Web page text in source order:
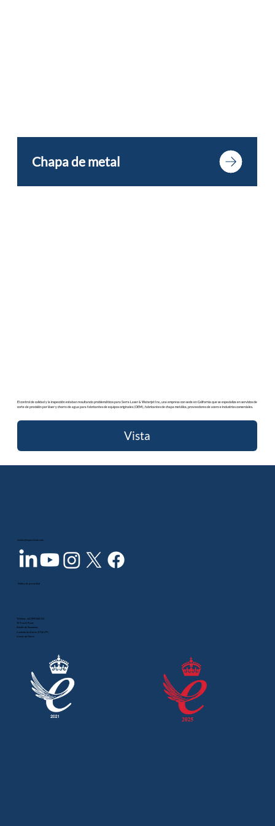
Chapa de metal
El control de calidad y la inspección estaban resultando problemáticos para Serra Laser & Waterjet Inc., una empresa con sede en California que se especializa en servicios de
corte de precisión por láser y chorro de agua para fabricantes de equipos originales (OEM), fabricantes de chapa metálica, proveedores de acero e industrias comerciales.
Vista
ventas@inspecvision.com
Teléfono: +44 2890 844 012
10 Trench Road,
Abadía de Newtown,
Condado de Antrim, BT36 4TY,
Irlanda del Norte
Política de privacidad